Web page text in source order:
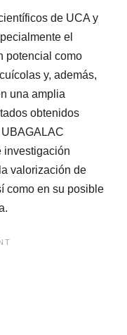
de UCA y
el
potencial como
y, además,
una amplia
obtenidos
investigación
valorización de
como en su posible